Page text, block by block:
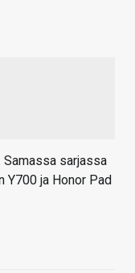
Samassa sarjassa
Y700 ja Honor Pad